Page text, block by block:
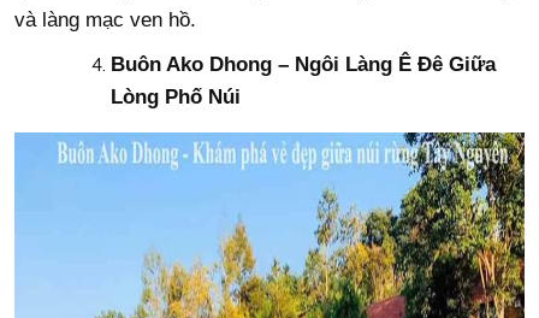
và làng mạc ven hồ.
Buôn Ako Dhong – Ngôi Làng Ê Đê Giữa
Lòng Phố Núi